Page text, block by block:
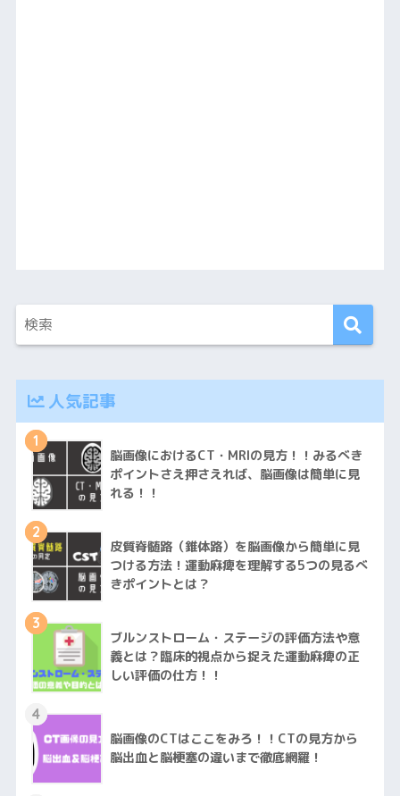
人気記事
1
脳画像におけるCT・MRIの見方！！みるべき
ポイントさえ押さえれば、脳画像は簡単に見
れる！！
2
皮質脊髄路（錐体路）を脳画像から簡単に見
つける方法！運動麻痺を理解する5つの見るべ
きポイントとは？
3
ブルンストローム・ステージの評価方法や意
義とは？臨床的視点から捉えた運動麻痺の正
しい評価の仕方！！
4
脳画像のCTはここをみろ！！CTの見方から
脳出血と脳梗塞の違いまで徹底網羅！